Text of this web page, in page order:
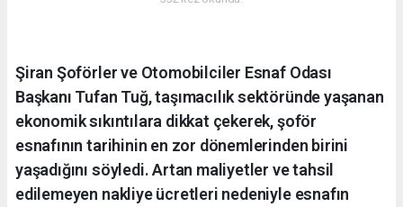
Şiran Şoförler ve Otomobilciler Esnaf Odası
Başkanı Tufan Tuğ, taşımacılık sektöründe yaşanan
ekonomik sıkıntılara dikkat çekerek, şoför
esnafının tarihinin en zor dönemlerinden birini
yaşadığını söyledi. Artan maliyetler ve tahsil
edilemeyen nakliye ücretleri nedeniyle esnafın